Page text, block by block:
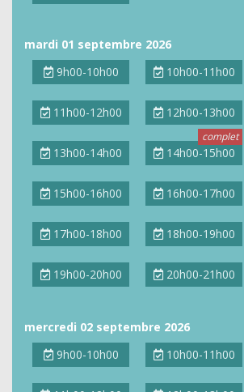
mardi 01 septembre 2026
9h00-10h00
10h00-11h00
11h00-12h00 12h00-13h00
13h00-14h00 14h00-15h00
15h00-16h00 16h00-17h00
17h00-18h00 18h00-19h00
19h00-20h00 20h00-21h00
mercredi 02 septembre 2026
9h00-10h00
10h00-11h00